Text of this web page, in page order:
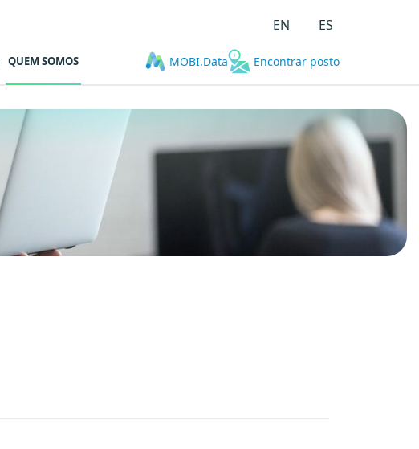
EN ES
QUEM SOMOS MOBI.Data Encontrar posto